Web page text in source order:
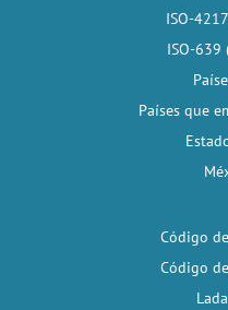
ISO-
ISO-639
Países que
Código
Código